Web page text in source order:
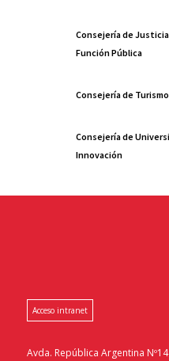
Consejería de
Función Pública
Consejería de
Consejería de
Innovación
Acceso intranet
Avda. República Argentina Nº14